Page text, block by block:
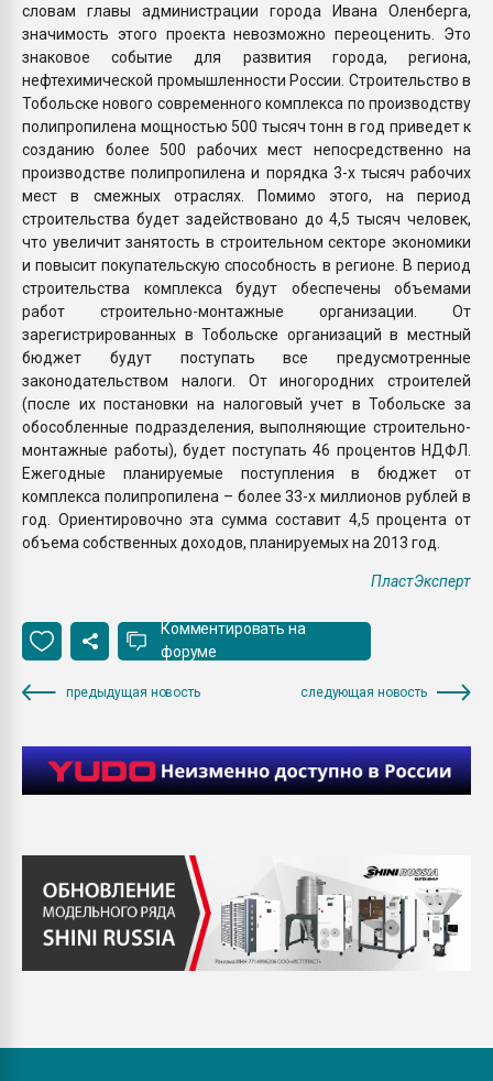
словам главы администрации города Ивана Оленберга,
значимость этого проекта невозможно переоценить. Это
знаковое событие для развития города, региона,
нефтехимической промышленности России. Строительство в
Тобольске нового современного комплекса по производству
полипропилена мощностью 500 тысяч тонн в год приведет к
созданию более 500 рабочих мест непосредственно на
производстве полипропилена и порядка 3-х тысяч рабочих
мест в смежных отраслях. Помимо этого, на период
строительства будет задействовано до 4,5 тысяч человек,
что увеличит занятость в строительном секторе экономики
и повысит покупательскую способность в регионе. В период
строительства комплекса будут обеспечены объемами
работ строительно-монтажные организации. От
зарегистрированных в Тобольске организаций в местный
бюджет будут поступать все предусмотренные
законодательством налоги. От иногородних строителей
(после их постановки на налоговый учет в Тобольске за
обособленные подразделения, выполняющие строительно-
монтажные работы), будет поступать 46 процентов НДФЛ.
Ежегодные планируемые поступления в бюджет от
комплекса полипропилена – более 33-х миллионов рублей в
год. Ориентировочно эта сумма составит 4,5 процента от
объема собственных доходов, планируемых на 2013 год.
ПластЭксперт
Комментировать на
форуме
предыдущая новость следующая новость